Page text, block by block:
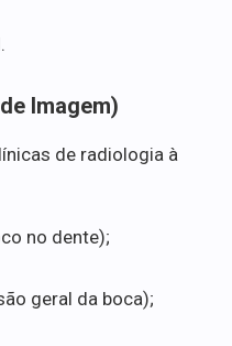
Imagem)
de radiologia à
no dente);
geral da boca);